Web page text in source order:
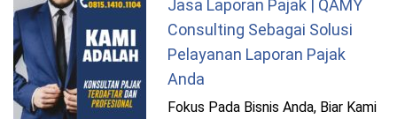
Jasa Laporan Pajak | QAMY
Consulting Sebagai Solusi
Pelayanan Laporan Pajak
Anda
Fokus Pada Bisnis Anda, Biar Kami